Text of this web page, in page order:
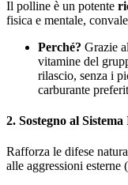
Il polline è un potente
fisica e mentale,
Perché? Grazie
vitamine del
rilascio, senza i
carburante
2. Sostegno al
Rafforza le difese
alle aggressioni esterne